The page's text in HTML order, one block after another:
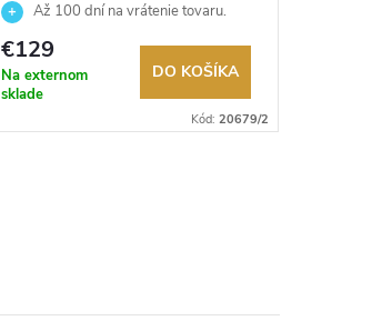
Až 100 dní na vrátenie tovaru.
Autorizovaný predajca.
€129
Na externom
sklade
DO KOŠÍKA
Kód: 20679/2